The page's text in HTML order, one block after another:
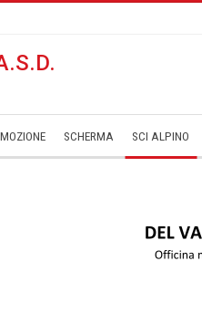
SCHERMA SCI ALPINO